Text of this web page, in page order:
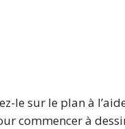
le sur le plan à
commencer à